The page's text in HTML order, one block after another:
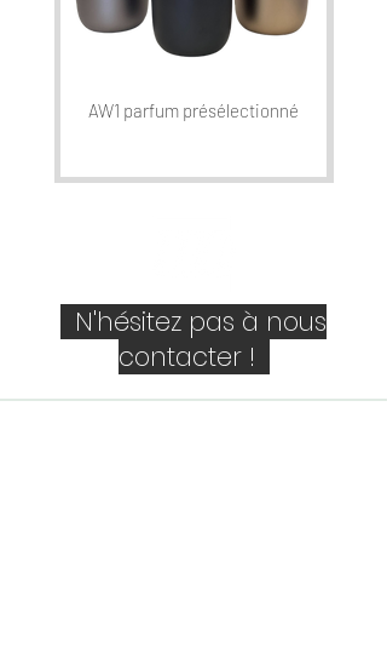
AW1 parfum présélectionné
N'hésitez pas à nous
contacter !